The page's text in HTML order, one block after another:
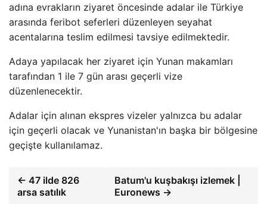
adına evrakların ziyaret öncesinde adalar ile Türkiye
arasında feribot seferleri düzenleyen seyahat
acentalarına teslim edilmesi tavsiye edilmektedir.
Adaya yapılacak her ziyaret için Yunan makamları
tarafından 1 ile 7 gün arası geçerli vize
düzenlenecektir.
Adalar için alınan ekspres vizeler yalnızca bu adalar
için geçerli olacak ve Yunanistan'ın başka bir bölgesine
geçişte kullanılamaz.
← 47 ilde 826
arsa satılık
Batum'u kuşbakışı izlemek |
Euronews →